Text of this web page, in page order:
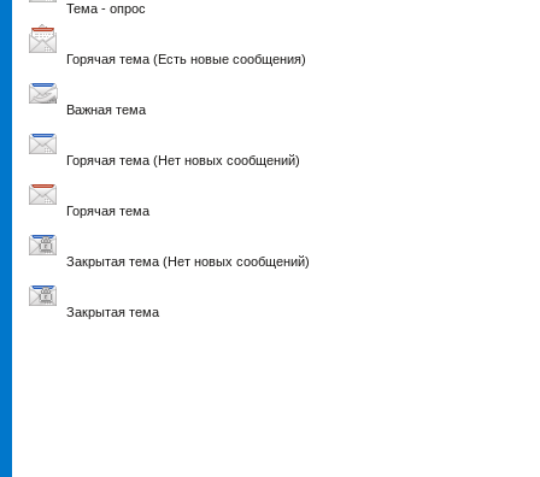
Тема - опрос
Горячая тема (Есть новые сообщения)
Важная тема
Горячая тема (Нет новых сообщений)
Горячая тема
Закрытая тема (Нет новых сообщений)
Закрытая тема